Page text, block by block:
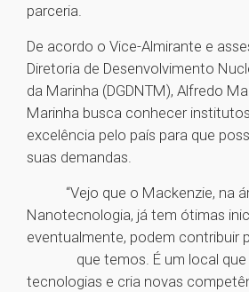
parceria.
De acordo o Vice-Almirante e
Diretoria de Desenvolvimento
da Marinha (DGDNTM), Alfredo
Marinha busca conhecer
excelência pelo país para que
suas demandas.
“Vejo que o Mackenzie, na
Nanotecnologia, já tem ótimas
eventualmente, podem contribuir
que temos. É um local que
tecnologias e cria novas